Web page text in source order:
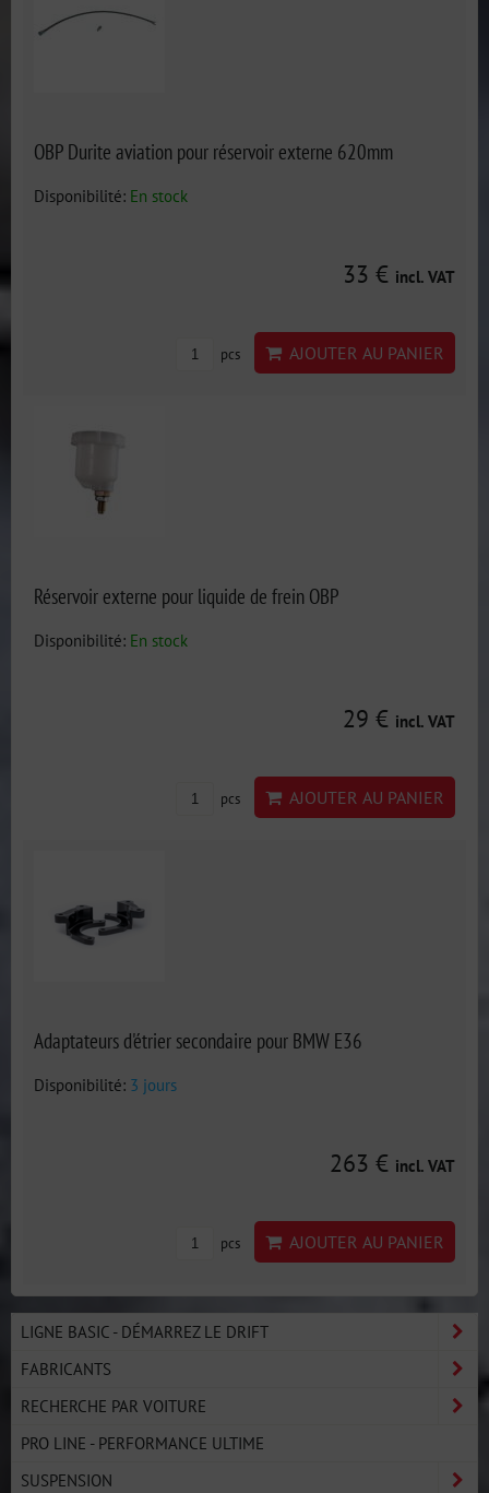
OBP Durite aviation pour réservoir externe 620mm
Disponibilité: En stock
33 € incl. VAT
pcs AJOUTER AU PANIER
Réservoir externe pour liquide de frein OBP
Disponibilité: En stock
29 € incl. VAT
pcs AJOUTER AU PANIER
Adaptateurs d'étrier secondaire pour BMW E36
Disponibilité: 3 jours
263 € incl. VAT
pcs AJOUTER AU PANIER
LIGNE BASIC - DÉMARREZ LE DRIFT
FABRICANTS
RECHERCHE PAR VOITURE
PRO LINE - PERFORMANCE ULTIME
SUSPENSION